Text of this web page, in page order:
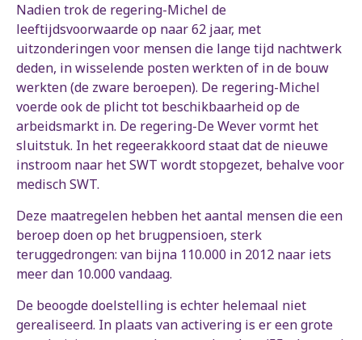
Nadien trok de regering-Michel de
leeftijdsvoorwaarde op naar 62 jaar, met
uitzonderingen voor mensen die lange tijd nachtwerk
deden, in wisselende posten werkten of in de bouw
werkten (de zware beroepen). De regering-Michel
voerde ook de plicht tot beschikbaarheid op de
arbeidsmarkt in. De regering-De Wever vormt het
sluitstuk. In het regeerakkoord staat dat de nieuwe
instroom naar het SWT wordt stopgezet, behalve voor
medisch SWT.
Deze maatregelen hebben het aantal mensen die een
beroep doen op het brugpensioen, sterk
teruggedrongen: van bijna 110.000 in 2012 naar iets
meer dan 10.000 vandaag.
De beoogde doelstelling is echter helemaal niet
gerealiseerd. In plaats van activering is er een grote